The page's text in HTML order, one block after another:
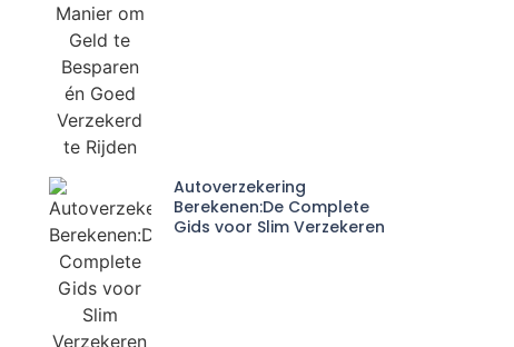
Autoverzekering
Berekenen:De Complete
Gids voor Slim Verzekeren